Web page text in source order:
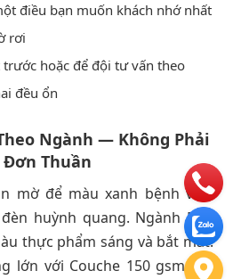
điều bạn muốn khách nhớ nhất
rơi
trước hoặc để đội tư vấn theo
đều ổn
Ngành — Không Phải
Đơn Thuần
mờ để màu xanh bệnh viện
huỳnh quang. Ngành F&B
thực phẩm sáng và bắt mắt.
lớn với Couche 150 gsm tiết